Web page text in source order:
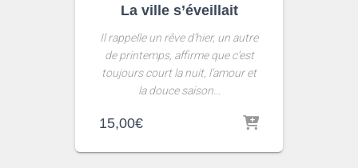
La ville s’éveillait
Il rappelle un rêve d’hier, un autre
de printemps, affirme que c’est
toujours court la nuit, l’amour et
la douce saison…
15,00€